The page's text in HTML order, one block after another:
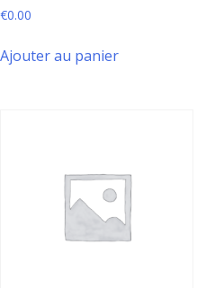
€0.00
Ajouter au panier